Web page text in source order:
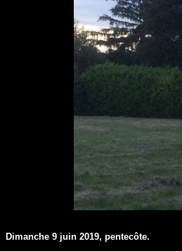
Dimanche 9 juin 2019, pentecôte.